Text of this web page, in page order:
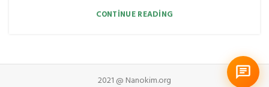
CONTINUE READING
2021 @ Nanokim.org